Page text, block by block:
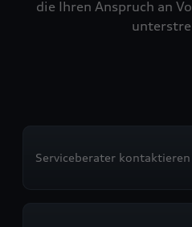
die Ihren Anspruch an
Serviceberater kontaktieren